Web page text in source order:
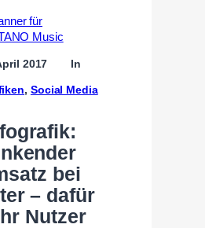
2017 In
, Social Media
bei
– dafür
Nutzer